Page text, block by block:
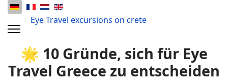
Eye Travel excursions on crete
🌟 10 Gründe, sich für Eye
Travel Greece zu entscheiden